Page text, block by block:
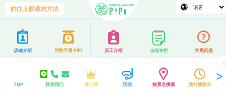
前往上原港的方法
店铺介绍 用数字看 PiPi 员工介绍 当地专栏 常见问题
TOP 联系我们 排行榜 活动 按景点搜索 按时段搜索